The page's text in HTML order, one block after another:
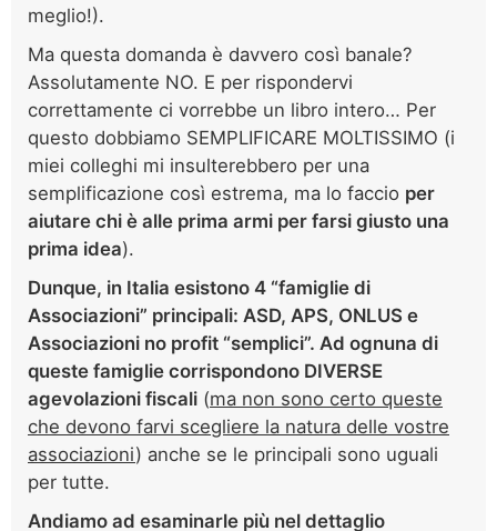
meglio!).
Ma questa domanda è davvero così banale?
Assolutamente NO. E per rispondervi
correttamente ci vorrebbe un libro intero… Per
questo dobbiamo SEMPLIFICARE MOLTISSIMO (i
miei colleghi mi insulterebbero per una
semplificazione così estrema, ma lo faccio per
aiutare chi è alle prima armi per farsi giusto una
prima idea).
Dunque, in Italia esistono 4 “famiglie di
Associazioni” principali: ASD, APS, ONLUS e
Associazioni no profit “semplici”. Ad ognuna di
queste famiglie corrispondono DIVERSE
agevolazioni fiscali (ma non sono certo queste
che devono farvi scegliere la natura delle vostre
associazioni) anche se le principali sono uguali
per tutte.
Andiamo ad esaminarle più nel dettaglio